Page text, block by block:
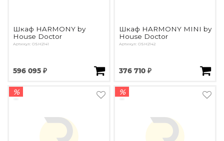
Шкаф HARMONY by
House Doctor
Артикул: ОSH2141
596 095 ₽
Шкаф HARMONY MINI by
House Doctor
Артикул: ОSH2142
376 710 ₽
% %